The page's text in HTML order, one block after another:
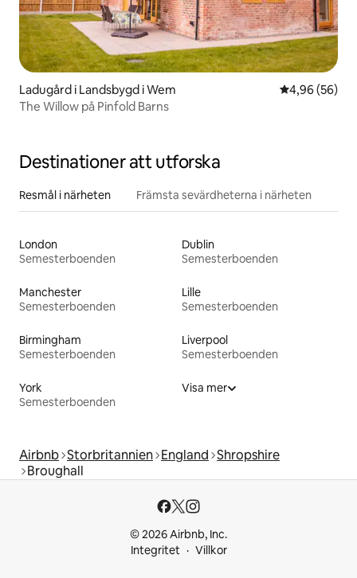
Ladugård i Landsbygd i Wem 4,96 av 5 i
4,96 (56)
The Willow på Pinfold Barns
Destinationer att utforska
Resmål i närheten Främsta sevärdheterna i närheten
London
Semesterboenden
Dublin
Semesterboenden
Manchester
Semesterboenden
Lille
Semesterboenden
Birmingham
Semesterboenden
Liverpool
Semesterboenden
York
Semesterboenden
Visa mer
Airbnb Storbritannien England Shropshire
Broughall
© 2026 Airbnb, Inc.
Integritet
Villkor